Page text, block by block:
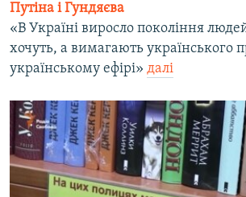
Путіна і Гундяєва
«В Україні виросло покоління
хочуть, а вимагають українського
українському ефірі» далі